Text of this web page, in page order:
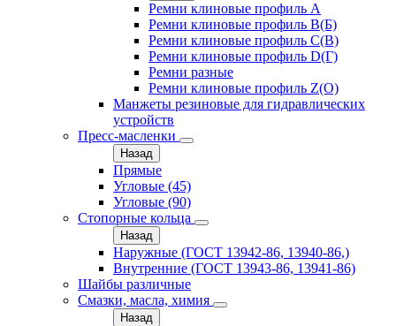
Ремни клиновые профиль A
Ремни клиновые профиль B(Б)
Ремни клиновые профиль C(В)
Ремни клиновые профиль D(Г)
Ремни разные
Ремни клиновые профиль Z(О)
Манжеты резиновые для гидравлических
устройств
Пресс-масленки
Назад
Прямые
Угловые (45)
Угловые (90)
Стопорные кольца
Назад
Наружные (ГОСТ 13942-86, 13940-86,)
Внутренние (ГОСТ 13943-86, 13941-86)
Шайбы различные
Смазки, масла, химия
Назад